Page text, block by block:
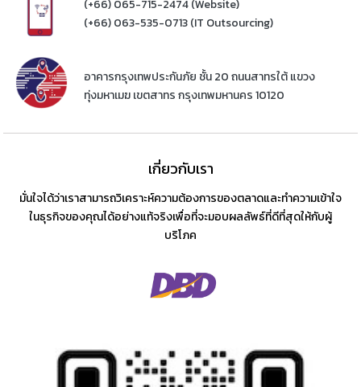
(+66) 065-715-2474 (Website)
(+66) 063-535-0713 (IT Outsourcing)
อาคารกรุงเทพประกันภัย ชั้น 20 ถนนสาทรใต้ แขวง
ทุ่งมหาเมฆ เขตสาทร กรุงเทพมหานคร 10120
เกี่ยวกับเรา
มั่นใจได้ว่าเราสามารถวิเคราะห์ความต้องการของตลาดและทำความเข้าใจ
ในธุรกิจของคุณได้อย่างแท้จริงเพื่อที่จะมอบผลลัพธ์ที่ดีที่สุดให้กับผู้
บริโภค